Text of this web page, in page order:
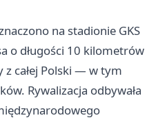
na stadionie GKS
o długości 10 kilometrów
z całej Polski — w tym
Rywalizacja odbywała